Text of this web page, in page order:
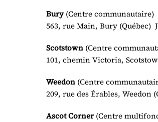
Bury(Centre communautaire)
563, rue Main, Bury (Québec)
Scotstown (Centre
101, chemin Victoria,
Weedon (Centre
209, rue des Érables, Weedon
Ascot Corner(Centre